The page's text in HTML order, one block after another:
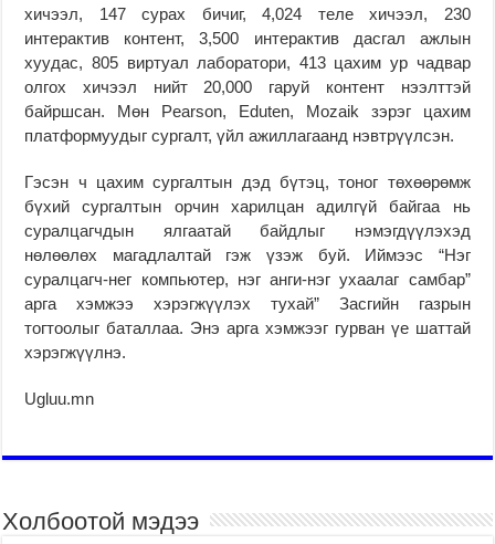
хичээл, 147 сурах бичиг, 4,024 теле хичээл, 230
интерактив контент, 3,500 интерактив дасгал ажлын
хуудас, 805 виртуал лаборатори, 413 цахим ур чадвар
олгох хичээл нийт 20,000 гаруй контент нээлттэй
байршсан. Мөн Pearson, Eduten, Mozaik зэрэг цахим
платформуудыг сургалт, үйл ажиллагаанд нэвтрүүлсэн.
Гэсэн ч цахим сургалтын дэд бүтэц, тоног төхөөрөмж
бүхий сургалтын орчин харилцан адилгүй байгаа нь
суралцагчдын ялгаатай байдлыг нэмэгдүүлэхэд
нөлөөлөх магадлалтай гэж үзэж буй. Иймээс “Нэг
суралцагч-нег компьютер, нэг анги-нэг ухаалаг самбар”
арга хэмжээ хэрэгжүүлэх тухай” Засгийн газрын
тогтоолыг баталлаа. Энэ арга хэмжээг гурван үе шаттай
хэрэгжүүлнэ.
Ugluu.mn
Холбоотой мэдээ